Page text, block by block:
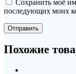
Сохранить моё
последующих моих
Похожие